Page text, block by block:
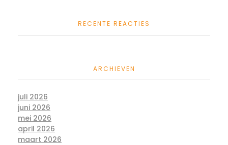
RECENTE REACTIES
ARCHIEVEN
juli 2026
juni 2026
mei 2026
april 2026
maart 2026